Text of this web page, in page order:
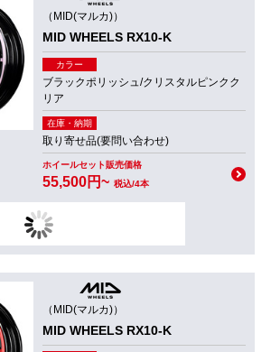
（MID(マルカ)）
MID WHEELS RX10-K
カラー
ブラックポリッシュ/クリスタルピンクク
リア
在庫・納期
取り寄せ品(要問い合わせ)
ホイールセット販売価格
55,500円~ 税込/4本
（MID(マルカ)）
MID WHEELS RX10-K